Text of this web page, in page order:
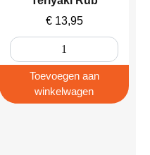
€13,95
Toevoegen aan
winkelwagen